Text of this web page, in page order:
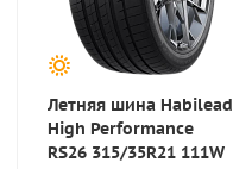
Летняя шина Habilead
High Performance
RS26 315/35R21 111W